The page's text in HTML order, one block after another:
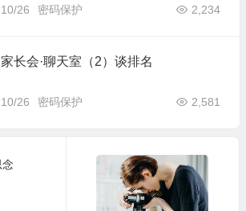
10/26 2,234
密码保护
家长会·聊天室（2）谈排名
10/26 2,581
密码保护